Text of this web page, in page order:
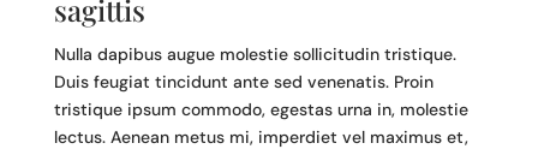
sagittis
Nulla dapibus augue molestie sollicitudin tristique.
Duis feugiat tincidunt ante sed venenatis. Proin
tristique ipsum commodo, egestas urna in, molestie
lectus. Aenean metus mi, imperdiet vel maximus et,